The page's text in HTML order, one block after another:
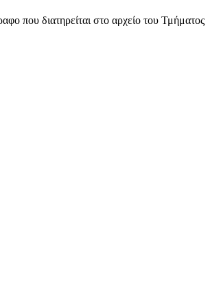
που διατηρείται στο αρχείο του Τμήματος